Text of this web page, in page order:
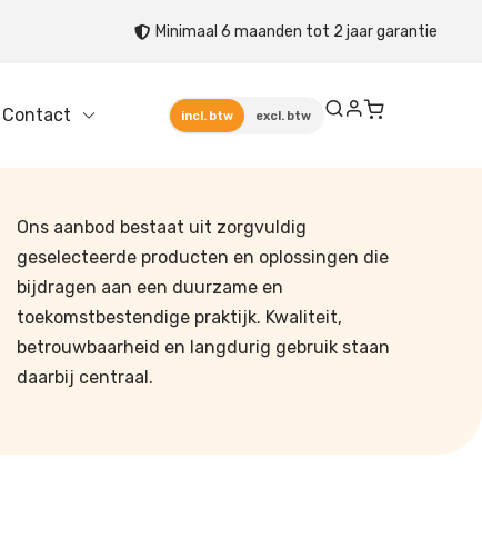
Minimaal 6 maanden tot 2 jaar garantie
Contact incl. btw excl. btw
Ons aanbod bestaat uit zorgvuldig
geselecteerde producten en oplossingen die
bijdragen aan een duurzame en
toekomstbestendige praktijk. Kwaliteit,
betrouwbaarheid en langdurig gebruik staan
daarbij centraal.